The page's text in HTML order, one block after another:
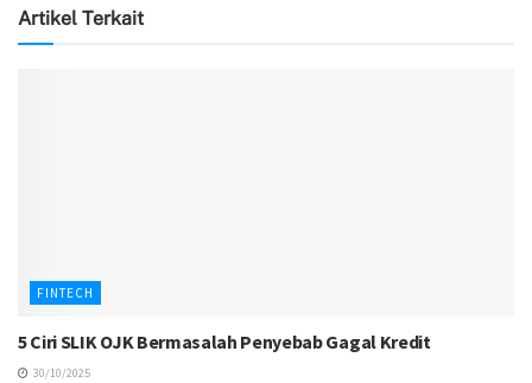
Artikel Terkait
FINTECH
5 Ciri SLIK OJK Bermasalah Penyebab Gagal Kredit
30/10/2025